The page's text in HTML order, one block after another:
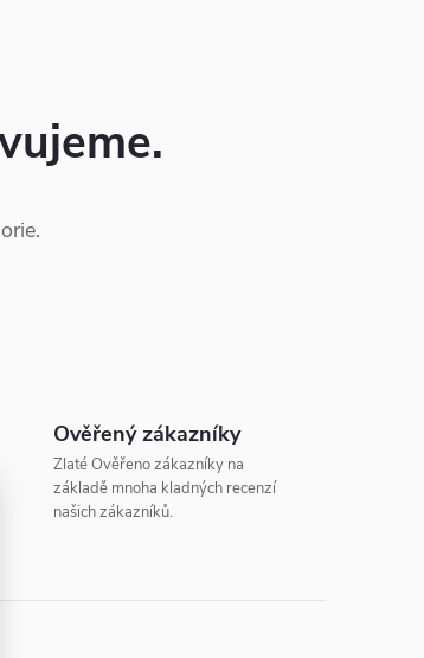
Ověřený zákazníky
Zlaté Ověřeno zákazníky na
základě mnoha kladných recenzí
našich zákazníků.